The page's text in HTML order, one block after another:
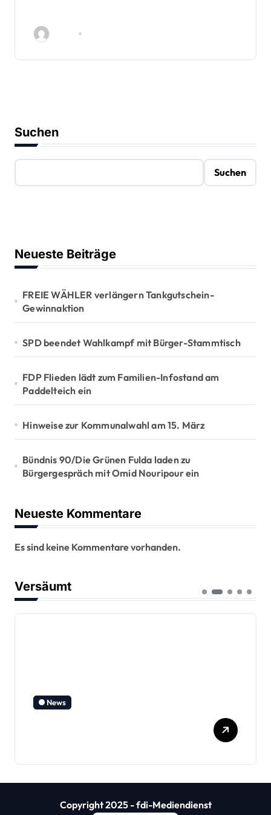
Suchen
Suchen
Neueste Beiträge
FREIE WÄHLER verlängern Tankgutschein-
Gewinnaktion
SPD beendet Wahlkampf mit Bürger-Stammtisch
FDP Flieden lädt zum Familien-Infostand am
Paddelteich ein
Hinweise zur Kommunalwahl am 15. März
Bündnis 90/Die Grünen Fulda laden zu
Bürgergespräch mit Omid Nouripour ein
Neueste Kommentare
Es sind keine Kommentare vorhanden.
Versäumt
News
Copyright 2025 - fdi-Mediendienst